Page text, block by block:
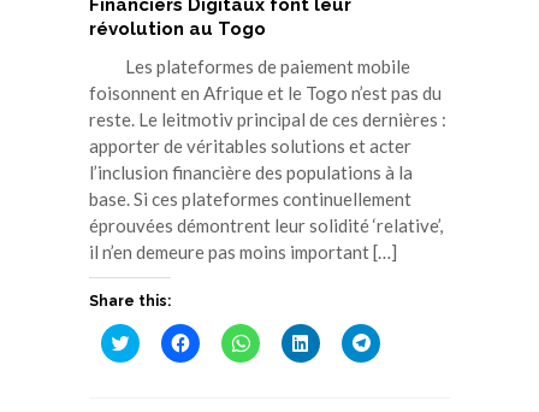
Financiers Digitaux font leur
révolution au Togo
Les plateformes de paiement mobile
foisonnent en Afrique et le Togo n’est pas du
reste. Le leitmotiv principal de ces dernières :
apporter de véritables solutions et acter
l’inclusion financière des populations à la
base. Si ces plateformes continuellement
éprouvées démontrent leur solidité ‘relative’,
il n’en demeure pas moins important […]
Share this:
Cliquez
pour
Cliquez
pour
Cliquez
pour
Cliquez
pour
Cliquez
pour